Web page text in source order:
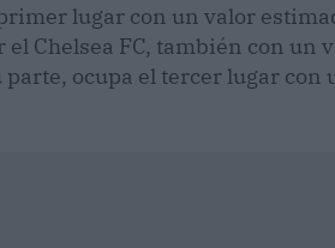
lugar con un valor
Chelsea FC, también con un
ocupa el tercer lugar con